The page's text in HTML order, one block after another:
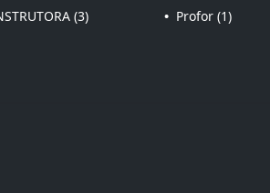
(3) • Profor (1)